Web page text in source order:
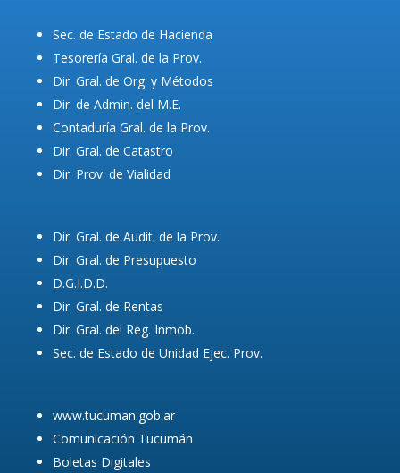
Sec. de Estado de Hacienda
Tesorería Gral. de la Prov.
Dir. Gral. de Org. y Métodos
Dir. de Admin. del M.E.
Contaduría Gral. de la Prov.
Dir. Gral. de Catastro
Dir. Prov. de Vialidad
Dir. Gral. de Audit. de la Prov.
Dir. Gral. de Presupuesto
D.G.I.D.D.
Dir. Gral. de Rentas
Dir. Gral. del Reg. Inmob.
Sec. de Estado de Unidad Ejec. Prov.
www.tucuman.gob.ar
Comunicación Tucumán
Boletas Digitales